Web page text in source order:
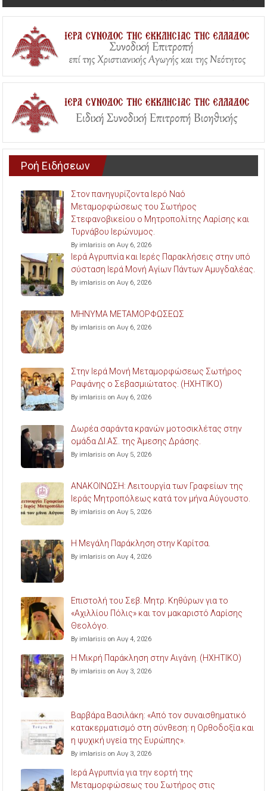
Ροή Ειδήσεων
Στον πανηγυρίζοντα Ιερό Ναό
Μεταμορφώσεως του Σωτήρος
Στεφανοβικείου ο Μητροπολίτης Λαρίσης και
Τυρνάβου Ιερώνυμος.
By imlarisis on Αυγ 6, 2026
Ιερά Αγρυπνία και Ιερές Παρακλήσεις στην υπό
σύσταση Ιερά Μονή Αγίων Πάντων Αμυγδαλέας.
By imlarisis on Αυγ 6, 2026
ΜΗΝΥΜΑ ΜΕΤΑΜΟΡΦΩΣΕΩΣ
By imlarisis on Αυγ 6, 2026
Στην Ιερά Μονή Μεταμορφώσεως Σωτήρος
Ραψάνης ο Σεβασμιώτατος. (ΗΧΗΤΙΚΟ)
By imlarisis on Αυγ 6, 2026
Δωρέα σαράντα κρανών μοτοσικλέτας στην
ομάδα ΔΙ.ΑΣ. της Άμεσης Δράσης.
By imlarisis on Αυγ 5, 2026
ΑΝΑΚΟΙΝΩΣΗ: Λειτουργία των Γραφείων της
Ιεράς Μητροπόλεως κατά τον μήνα Αύγουστο.
By imlarisis on Αυγ 5, 2026
Η Μεγάλη Παράκληση στην Καρίτσα.
By imlarisis on Αυγ 4, 2026
Επιστολή του Σεβ. Μητρ. Κηθύρων για το
«Αχιλλίου Πόλις» και τον μακαριστό Λαρίσης
Θεολόγο.
By imlarisis on Αυγ 4, 2026
Η Μικρή Παράκληση στην Αιγάνη. (ΗΧΗΤΙΚΟ)
By imlarisis on Αυγ 3, 2026
Βαρβάρα Βασιλάκη: «Από τον συναισθηματικό
κατακερματισμό στη σύνθεση: η Ορθοδοξία και
η ψυχική υγεία της Ευρώπης».
By imlarisis on Αυγ 3, 2026
Ιερά Αγρυπνία για την εορτή της
Μεταμορφώσεως του Σωτήρος στις